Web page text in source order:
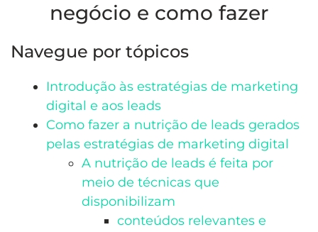
negócio e como fazer
Navegue por tópicos
Introdução às estratégias de marketing
digital e aos leads
Como fazer a nutrição de leads gerados
pelas estratégias de marketing digital
A nutrição de leads é feita por
meio de técnicas que
disponibilizam
conteúdos relevantes e